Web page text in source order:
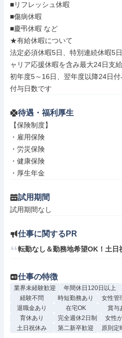
■リフレッシュ休暇
■傷病休暇
■慶弔休暇 など
★有給休暇について
法定必須休暇5日、特別連続休暇5
ャリア応援休暇を含み最大24日支給
初年度5～16日、翌年度以降24日
付与日数です
待遇・福利厚生
【保険制度】
・雇用保険
・労災保険
・健康保険
・厚生年金
試用期間
試用期間なし
仕事に関するPR
転勤なし＆勤務地希望OK！土
仕事の特徴
業界未経験歓迎 年間休日120日以上
経験不問
時短勤務あり 女性管
退職金あり
在宅OK 賞与
育休あり
完全週休2日制 女性
土日祝休み
第二新卒歓迎 原則定